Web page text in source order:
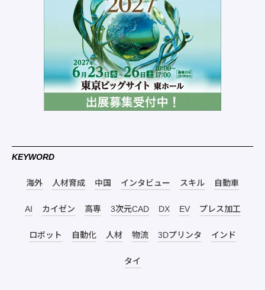
KEYWORD
海外 人材育成 中国 インタビュー スキル 自動車
AI カイゼン 高専 3次元CAD DX EV プレス加工
ロボット 自動化 人材 物流 3Dプリンタ インド
タイ